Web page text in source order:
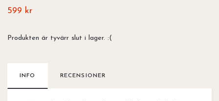
599 kr
Produkten är tyvärr slut i lager. :(
INFO RECENSIONER